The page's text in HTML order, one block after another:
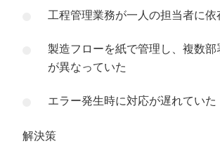
工程管理業務が一人の担当者に依
製造フローを紙で管理し、複数部
が異なっていた
エラー発生時に対応が遅れていた
解決策